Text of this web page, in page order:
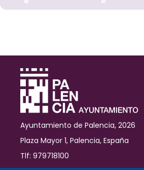
Ayuntamiento de Palencia, 2026
Plaza Mayor 1, Palencia, España
Tlf: 979718100